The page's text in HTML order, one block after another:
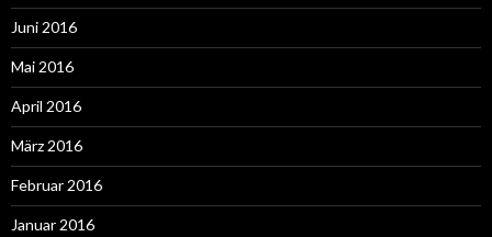
Juni 2016
Mai 2016
April 2016
März 2016
Februar 2016
Januar 2016